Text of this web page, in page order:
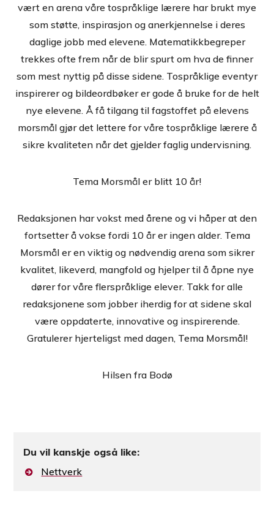
vært en arena våre tospråklige lærere har brukt mye
som støtte, inspirasjon og anerkjennelse i deres
daglige jobb med elevene. Matematikkbegreper
trekkes ofte frem når de blir spurt om hva de finner
som mest nyttig på disse sidene. Tospråklige eventyr
inspirerer og bildeordbøker er gode å bruke for de helt
nye elevene. Å få tilgang til fagstoffet på elevens
morsmål gjør det lettere for våre tospråklige lærere å
sikre kvaliteten når det gjelder faglig undervisning.
Tema Morsmål er blitt 10 år!
Redaksjonen har vokst med årene og vi håper at den
fortsetter å vokse fordi 10 år er ingen alder. Tema
Morsmål er en viktig og nødvendig arena som sikrer
kvalitet, likeverd, mangfold og hjelper til å åpne nye
dører for våre flerspråklige elever. Takk for alle
redaksjonene som jobber iherdig for at sidene skal
være oppdaterte, innovative og inspirerende.
Gratulerer hjerteligst med dagen, Tema Morsmål!
Hilsen fra Bodø
Du vil kanskje også like:
Nettverk